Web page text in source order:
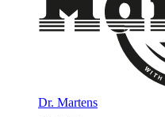
Dr. Martens